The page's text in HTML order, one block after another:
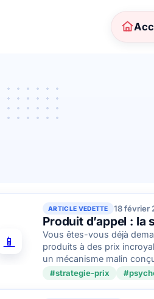
📱
ARTICLE VEDETTE 18 février
Produit d’appel :
Vous êtes-vous déjà
produits à des prix
un mécanisme malin
#strategie-prix